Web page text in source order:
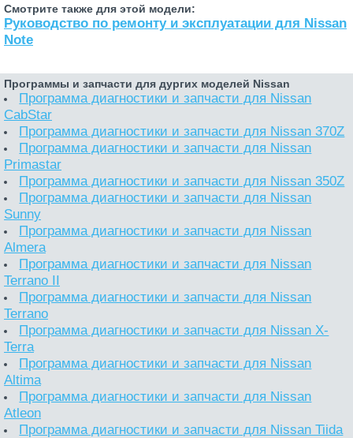
Смотрите также для этой модели:
Руководство по ремонту и эксплуатации для Nissan
Note
Программы и запчасти для дургих моделей Nissan
Программа диагностики и запчасти для Nissan
CabStar
Программа диагностики и запчасти для Nissan 370Z
Программа диагностики и запчасти для Nissan
Primastar
Программа диагностики и запчасти для Nissan 350Z
Программа диагностики и запчасти для Nissan
Sunny
Программа диагностики и запчасти для Nissan
Almera
Программа диагностики и запчасти для Nissan
Terrano II
Программа диагностики и запчасти для Nissan
Terrano
Программа диагностики и запчасти для Nissan X-
Terra
Программа диагностики и запчасти для Nissan
Altima
Программа диагностики и запчасти для Nissan
Atleon
Программа диагностики и запчасти для Nissan Tiida